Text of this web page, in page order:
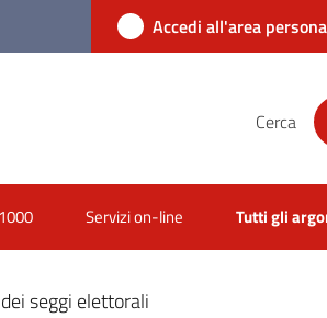
Accedi all'area
Cerca
Servizi on-line Tutti gli
seggi elettorali